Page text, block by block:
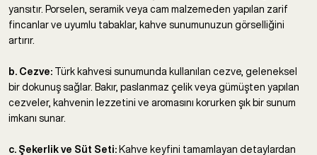
yansıtır. Porselen, seramik veya cam malzemeden yapılan zarif
fincanlar ve uyumlu tabaklar, kahve sunumunuzun görselliğini
artırır.
b. Cezve: Türk kahvesi sunumunda kullanılan cezve, geleneksel
bir dokunuş sağlar. Bakır, paslanmaz çelik veya gümüşten yapılan
cezveler, kahvenin lezzetini ve aromasını korurken şık bir sunum
imkanı sunar.
c. Şekerlik ve Süt Seti: Kahve keyfini tamamlayan detaylardan